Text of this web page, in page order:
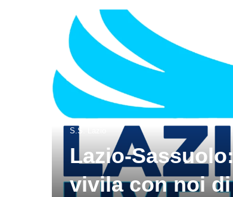
S.S. Lazio
Lazio-
vivila con noi